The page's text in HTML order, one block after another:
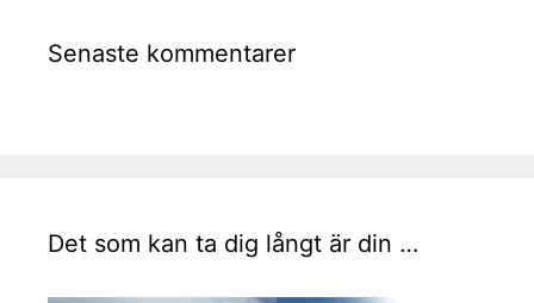
Senaste kommentarer
Det som kan ta dig långt är din …